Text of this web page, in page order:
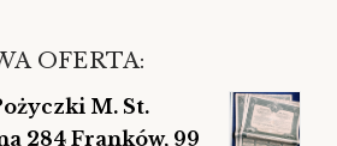
OFERTA:
M. St.
284 Franków, 99